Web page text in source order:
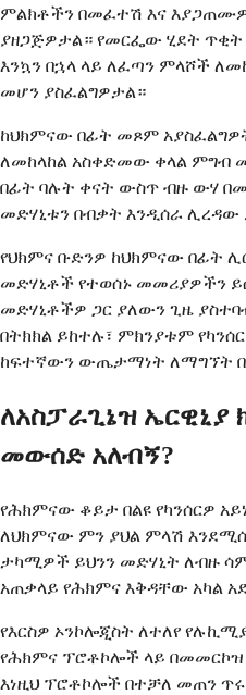
ምልክቶችን በመፈተሽ እና
ያዘጋጅዎታል። የመርፌው ሂደት
እንኳን በኋላ ላይ ለፈጣን ምላሾች
መሆን ያስፈልግዎታል።
ከህክምናው በፊት መጾም
ለመከላከል አስቀድመው ቀላል ምግብ
በፊት ባሉት ቀናት ውስጥ ብዙ ውሃ
መድሃኒቱን በብቃት እንዲሰራ ሊረዳው
የህክምና ቡድንዎ ከህክምናው በፊት
መድሃኒቶች የተወሰኑ መመሪያዎችን
መድሃኒቶችዎ ጋር ያለውን ጊዜ
በትክክል ይከተሉ፣ ምክንያቱም
ከፍተኛውን ውጤታማነት ለማግኘት
ለአስፓራጊኔዝ ኤርዊኒያ
መውሰድ አለብኝ?
የሕክምናው ቆይታ በልዩ የካንሰርዎ
ለህክምናው ምን ያህል ምላሽ
ታካሚዎች ይህንን መድሃኒት ለብዙ
አጠቃላይ የሕክምና እቅዳቸው አካል
የእርስዎ ኦንኮሎጂስት ለተለየ
የሕክምና ፕሮቶኮሎች ላይ በመመርኮዝ
እነዚህ ፕሮቶኮሎች በተቻለ መጠን